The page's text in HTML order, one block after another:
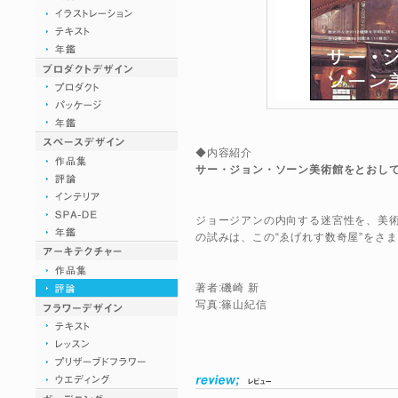
◆内容紹介
サー・ジョン・ソーン美術館をとおし
ジョージアンの内向する迷宮性を、美
の試みは、この“ゑげれす数奇屋”をさ
著者:磯崎 新
写真:篠山紀信